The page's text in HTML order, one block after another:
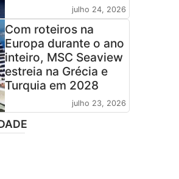
julho 24, 2026
Com roteiros na
Europa durante o ano
inteiro, MSC Seaview
estreia na Grécia e
Turquia em 2028
julho 23, 2026